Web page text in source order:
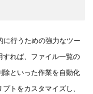
に行うための強力なツー
すれば、ファイル一覧の
といった作業を自動化
トをカスタマイズし、